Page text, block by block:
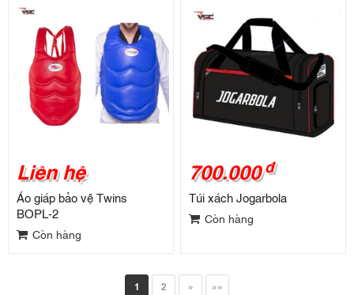
Liên hệ
Áo giáp bảo vệ Twins
BOPL-2
Còn hàng
700.000 đ
Túi xách Jogarbola
Còn hàng
1 2 » »»